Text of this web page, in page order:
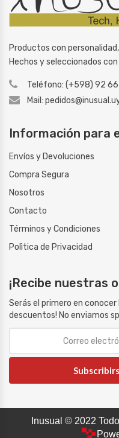
Productos con
Hechos y seleccionados con
Teléfono: (+598) 92
Mail:
Información para
Envíos y Devoluciones
Compra Segura
Nosotros
Contacto
Términos y Condiciones
Polìtica de Privacidad
¡Recibe nuestras
Serás el primero en
descuentos! No enviamos
Inusual © 2022